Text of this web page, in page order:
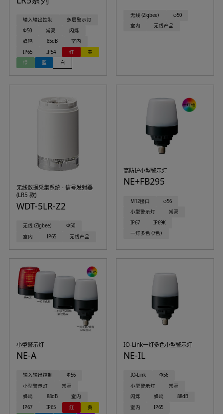
输入输出控制
多层警示灯
Φ50
常亮
闪烁
蜂鸣
85dB
室内
IP65
IP54 红
黄
绿
蓝 白
无线（Zigbee）
φ50
室内
无线产品
无线数据采集系统 - 信号发射器
(LR5 款)
WDT-5LR-Z2
无线（Zigbee）
Φ50
室内
IP65 无线产品
高防护小型警示灯
NE+FB295
M12接口
φ56
小型警示灯
常亮
IP67
IP69K
一灯多色（7色）
小型警示灯
NE-A
输入输出控制
Φ56
小型警示灯
常亮
蜂鸣
88dB
室内
IP67
IP65 红
黄
IO-Link一灯多色小型警示灯
NE-IL
IO-Link
Φ56
小型警示灯
常亮
闪烁
蜂鸣
88dB
室内
IP65